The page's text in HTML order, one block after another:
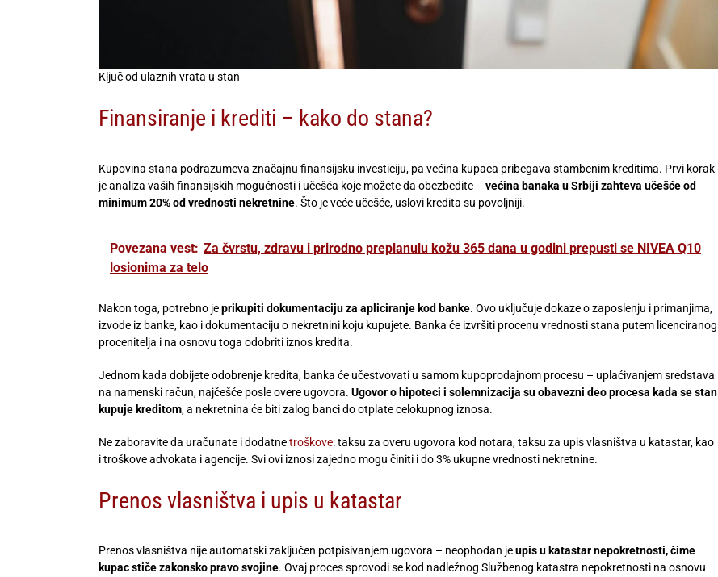
Ključ od ulaznih vrata u stan
Finansiranje i krediti – kako do stana?
Kupovina stana podrazumeva značajnu finansijsku investiciju, pa većina kupaca pribegava stambenim kreditima. Prvi korak
je analiza vaših finansijskih mogućnosti i učešća koje možete da obezbedite – većina banaka u Srbiji zahteva učešće od
minimum 20% od vrednosti nekretnine. Što je veće učešće, uslovi kredita su povoljniji.
Povezana vest: Za čvrstu, zdravu i prirodno preplanulu kožu 365 dana u godini prepusti se NIVEA Q10
losionima za telo
Nakon toga, potrebno jeprikupiti dokumentaciju za apliciranje kod banke. Ovo uključuje dokaze o zaposlenju i primanjima,
izvode iz banke, kao i dokumentaciju o nekretnini koju kupujete. Banka će izvršiti procenu vrednosti stana putem licenciranog
procenitelja i na osnovu toga odobriti iznos kredita.
Jednom kada dobijete odobrenje kredita, banka će učestvovati u samom kupoprodajnom procesu – uplaćivanjem sredstava
na namenski račun, najčešće posle overe ugovora. Ugovor o hipoteci i solemnizacija su obavezni deo procesa kada se stan
kupuje kreditom, a nekretnina će biti zalog banci do otplate celokupnog iznosa.
Ne zaboravite da uračunate i dodatnetroškove: taksu za overu ugovora kod notara, taksu za upis vlasništva u katastar, kao
i troškove advokata i agencije. Svi ovi iznosi zajedno mogu činiti i do 3% ukupne vrednosti nekretnine.
Prenos vlasništva i upis u katastar
Prenos vlasništva nije automatski zaključen potpisivanjem ugovora – neophodan jeupis u katastar nepokretnosti, čime
kupac stiče zakonsko pravo svojine. Ovaj proces sprovodi se kod nadležnog Službenog katastra nepokretnosti na osnovu